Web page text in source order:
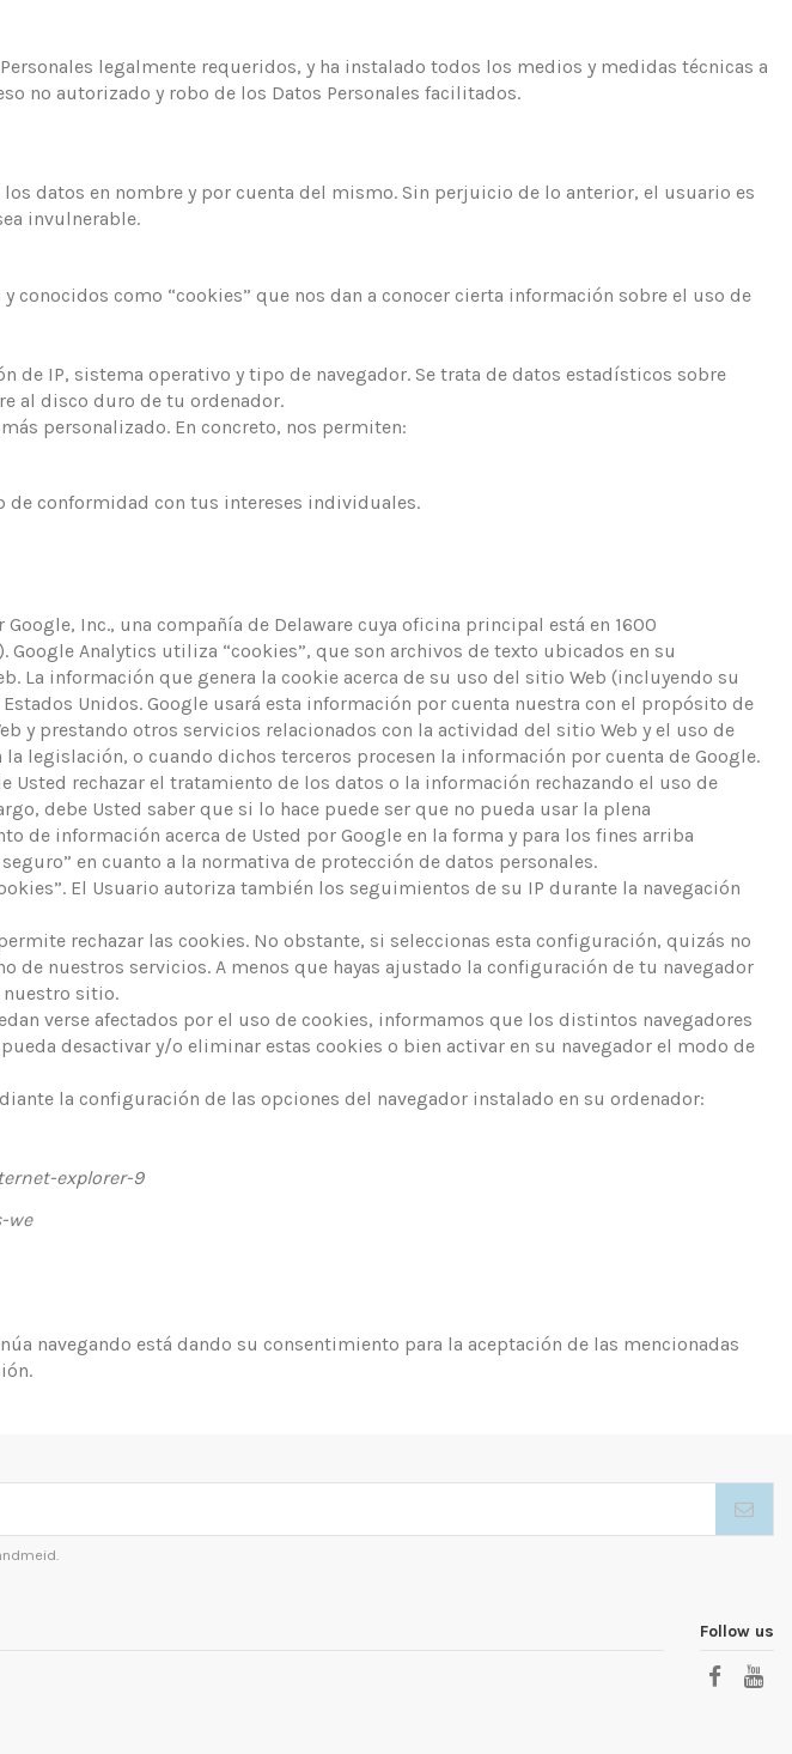
legalmente requeridos, y ha instalado todos los medios y medidas técnicas a
no autorizado y robo de los Datos Personales facilitados.
datos en nombre y por cuenta del mismo. Sin perjuicio de lo anterior, el usuario es
invulnerable.
como “cookies” que nos dan a conocer cierta información sobre el uso de
IP, sistema operativo y tipo de navegador. Se trata de datos estadísticos sobre
al disco duro de tu ordenador.
personalizado. En concreto, nos permiten:
conformidad con tus intereses individuales.
Inc., una compañía de Delaware cuya oficina principal está en 1600
Google Analytics utiliza “cookies”, que son archivos de texto ubicados en su
La información que genera la cookie acerca de su uso del sitio Web (incluyendo su
Unidos. Google usará esta información por cuenta nuestra con el propósito de
y prestando otros servicios relacionados con la actividad del sitio Web y el uso de
legislación, o cuando dichos terceros procesen la información por cuenta de Google.
rechazar el tratamiento de los datos o la información rechazando el uso de
debe Usted saber que si lo hace puede ser que no pueda usar la plena
información acerca de Usted por Google en la forma y para los fines arriba
en cuanto a la normativa de protección de datos personales.
El Usuario autoriza también los seguimientos de su IP durante la navegación
rechazar las cookies. No obstante, si seleccionas esta configuración, quizás no
de nuestros servicios. A menos que hayas ajustado la configuración de tu navegador
nuestro sitio.
verse afectados por el uso de cookies, informamos que los distintos navegadores
desactivar y/o eliminar estas cookies o bien activar en su navegador el modo de
la configuración de las opciones del navegador instalado en su ordenador:
explorer-9
we
navegando está dando su consentimiento para la aceptación de las mencionadas
Follow us